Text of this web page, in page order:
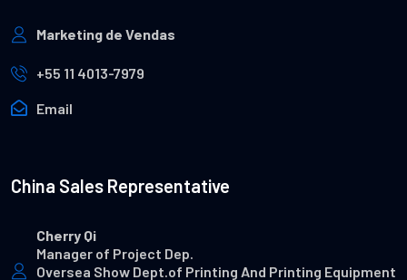
Marketing de Vendas
+55 11 4013-7979
Email
China Sales Representative
Cherry Qi
Manager of Project Dep.
Oversea Show Dept.of Printing And Printing Equipment